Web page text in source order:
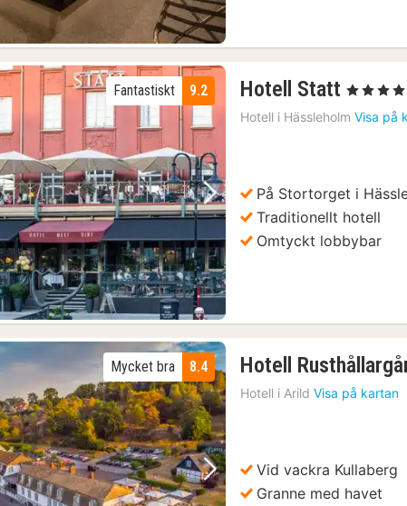
Föregående bild Nästa bild
9.2
Fantastiskt Hotell Statt 2
nätter
för
, 4 Stjärnor
Hotell i Hässleholm Visa på
På Stortorget i
Traditionellt hotell
Omtyckt lobbybar
Föregående bild Nästa bild
8.4
Mycket bra Hotell
Hotell i Arild Visa på kartan
Vid vackra Kullaberg
Granne med havet